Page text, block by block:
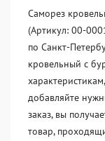
Саморез
(Артикул: 00-
по Санкт-
кровельный с
добавляйте
заказ, вы
товар,